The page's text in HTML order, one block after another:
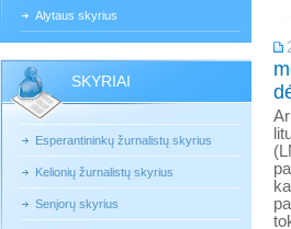
Alytaus skyrius
SKYRIAI
Esperantininkų žurnalistų skyrius
Kelionių žurnalistų skyrius
Senjorų skyrius